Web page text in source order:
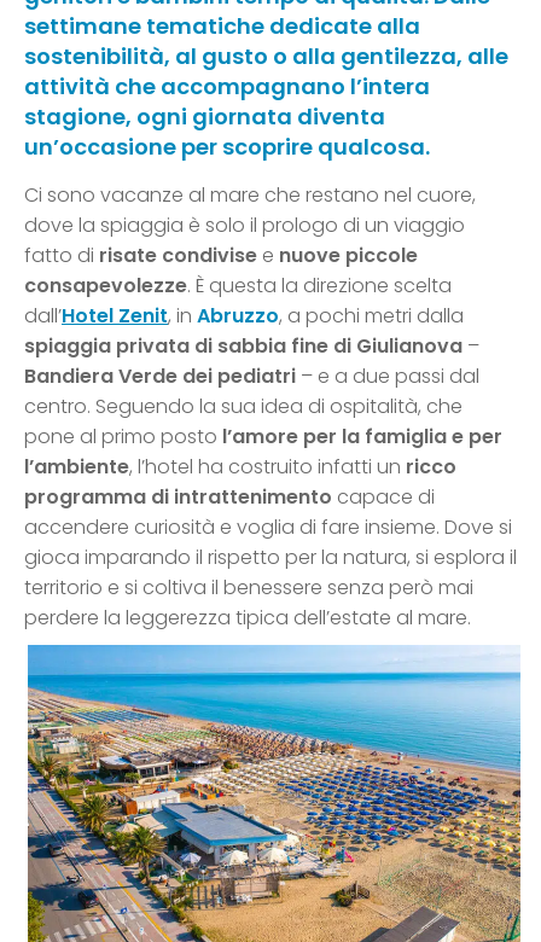
settimane tematiche dedicate alla
sostenibilità, al gusto o alla gentilezza, alle
attività che accompagnano l’intera
stagione, ogni giornata diventa
un’occasione per scoprire qualcosa.
Ci sono vacanze al mare che restano nel cuore,
dove la spiaggia è solo il prologo di un viaggio
fatto di risate condivise e nuove piccole
consapevolezze. È questa la direzione scelta
dall’Hotel Zenit, in Abruzzo, a pochi metri dalla
spiaggia privata di sabbia fine di Giulianova –
Bandiera Verde dei pediatri – e a due passi dal
centro. Seguendo la sua idea di ospitalità, che
pone al primo posto l’amore per la famiglia e per
l’ambiente, l’hotel ha costruito infatti un ricco
programma di intrattenimento capace di
accendere curiosità e voglia di fare insieme. Dove si
gioca imparando il rispetto per la natura, si esplora il
territorio e si coltiva il benessere senza però mai
perdere la leggerezza tipica dell’estate al mare.